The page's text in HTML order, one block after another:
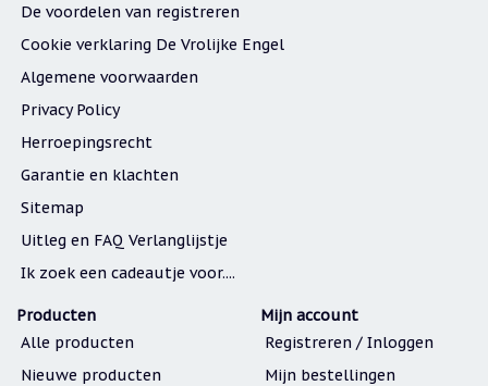
De voordelen van registreren
Cookie verklaring De Vrolijke Engel
Algemene voorwaarden
Privacy Policy
Herroepingsrecht
Garantie en klachten
Sitemap
Uitleg en FAQ Verlanglijstje
Ik zoek een cadeautje voor....
Producten
Alle producten
Nieuwe producten
Mijn account
Registreren / Inloggen
Mijn bestellingen